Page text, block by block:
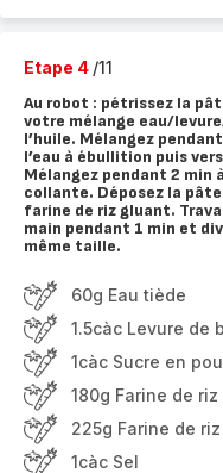
Etape 4 /11
Au robot : pétrissez la
votre mélange eau/
l’huile. Mélangez
l’eau à ébullition puis
Mélangez pendant 2 min
collante. Déposez la
farine de riz gluant.
main pendant 1 min et
même taille.
60g Eau tiède
1.5càc Levure de
1càc Sucre en
180g Farine de
225g Farine de
1càc Sel